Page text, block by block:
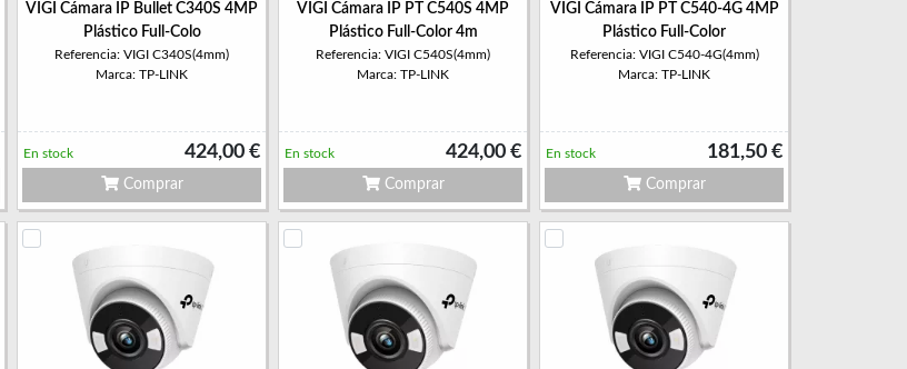
VIGI Cámara IP Bullet C340S 4MP
Plástico Full-Colo
Referencia: VIGI C340S(4mm)
Marca: TP-LINK
424,00 €
En stock
Comprar
VIGI Cámara IP PT C540S 4MP
Plástico Full-Color 4m
Referencia: VIGI C540S(4mm)
Marca: TP-LINK
424,00 €
En stock
Comprar
VIGI Cámara IP PT C540-4G 4MP
Plástico Full-Color
Referencia: VIGI C540-4G(4mm)
Marca: TP-LINK
181,50 €
En stock
Comprar